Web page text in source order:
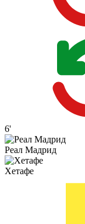
6'
Реал Мадрид
Хетафе